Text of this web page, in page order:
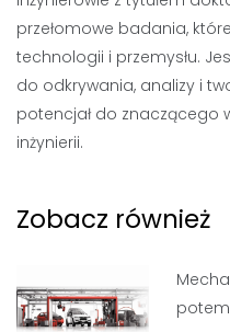
przełomowe badania,
technologii i przemysłu.
do odkrywania, analizy i
potencjał do znaczącego
inżynierii.
Zobacz również